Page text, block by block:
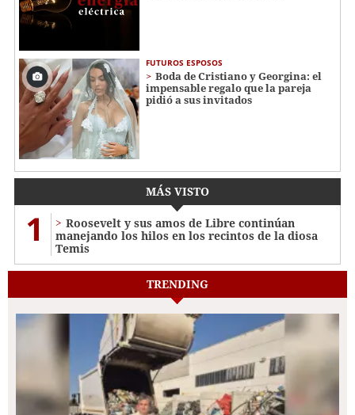
FUTUROS ESPOSOS
Boda de Cristiano y Georgina: el
impensable regalo que la pareja
pidió a sus invitados
MÁS VISTO
1
Roosevelt y sus amos de Libre continúan
manejando los hilos en los recintos de la diosa
Temis
TRENDING